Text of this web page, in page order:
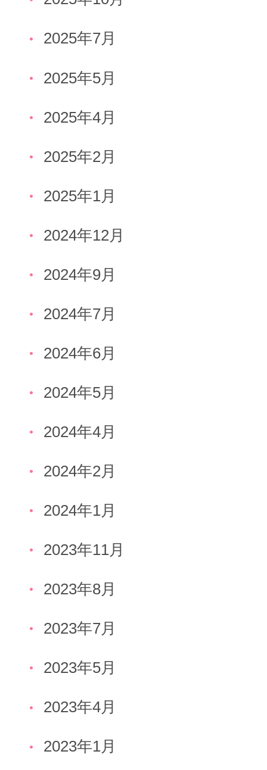
2025年7月
2025年5月
2025年4月
2025年2月
2025年1月
2024年12月
2024年9月
2024年7月
2024年6月
2024年5月
2024年4月
2024年2月
2024年1月
2023年11月
2023年8月
2023年7月
2023年5月
2023年4月
2023年1月